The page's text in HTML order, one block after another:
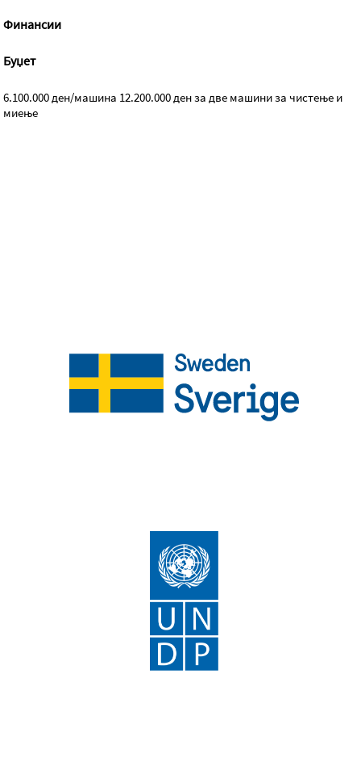
Финансии
Буџет
6.100.000 ден/машина 12.200.000 ден за две машини за чистење и
миење